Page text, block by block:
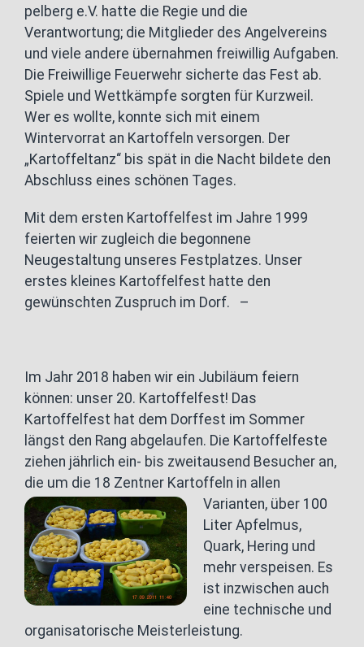
pelberg e.V. hatte die Regie und die
Verantwortung; die Mitglieder des Angelvereins
und viele andere übernahmen freiwillig Aufgaben.
Die Freiwillige Feuerwehr sicherte das Fest ab.
Spiele und Wettkämpfe sorgten für Kurzweil.
Wer es wollte, konnte sich mit einem
Wintervorrat an Kartoffeln versorgen. Der
„Kartoffeltanz“ bis spät in die Nacht bildete den
Abschluss eines schönen Tages.
Mit dem ersten Kartoffelfest im Jahre 1999
feierten wir zugleich die begonnene
Neugestaltung unseres Festplatzes. Unser
erstes kleines Kartoffelfest hatte den
gewünschten Zuspruch im Dorf. –
Im Jahr 2018 haben wir ein Jubiläum feiern
können: unser 20. Kartoffelfest! Das
Kartoffelfest hat dem Dorffest im Sommer
längst den Rang abgelaufen. Die Kartoffelfeste
ziehen jährlich ein- bis zweitausend Besucher an,
die um die 18 Zentner Kartoffeln in allen
Varianten, über 100
Liter Apfelmus,
Quark, Hering und
mehr verspeisen. Es
ist inzwischen auch
eine technische und
organisatorische Meisterleistung.